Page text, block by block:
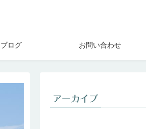
ブログ お問い合わせ
アーカイブ